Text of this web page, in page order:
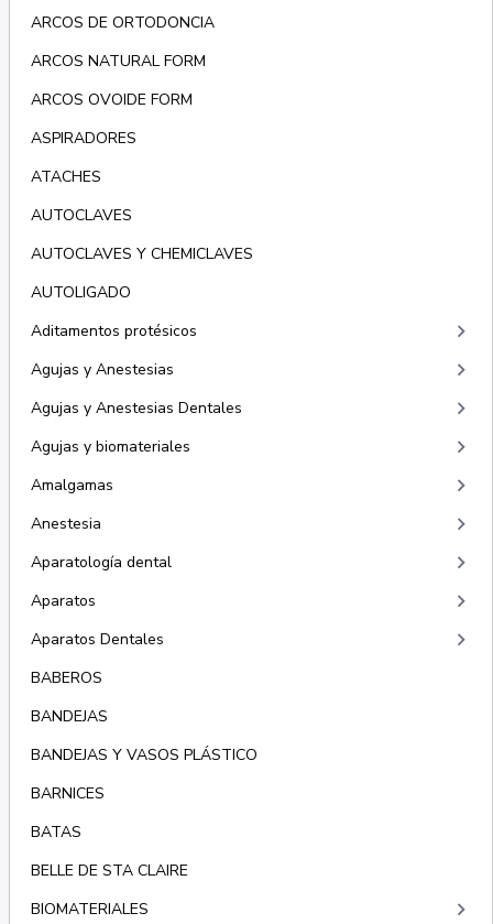
ARCOS DE ORTODONCIA
ARCOS NATURAL FORM
ARCOS OVOIDE FORM
ASPIRADORES
ATACHES
AUTOCLAVES
AUTOCLAVES Y CHEMICLAVES
AUTOLIGADO
Aditamentos protésicos
keyboard_arrow_right
Agujas y Anestesias keyboard_arrow_right
Agujas y Anestesias Dentales keyboard_arrow_right
Agujas y biomateriales keyboard_arrow_right
Amalgamas keyboard_arrow_right
Anestesia keyboard_arrow_right
Aparatología dental keyboard_arrow_right
Aparatos keyboard_arrow_right
Aparatos Dentales keyboard_arrow_right
BABEROS
BANDEJAS
BANDEJAS Y VASOS PLÁSTICO
BARNICES
BATAS
BELLE DE STA CLAIRE
BIOMATERIALES
keyboard_arrow_right